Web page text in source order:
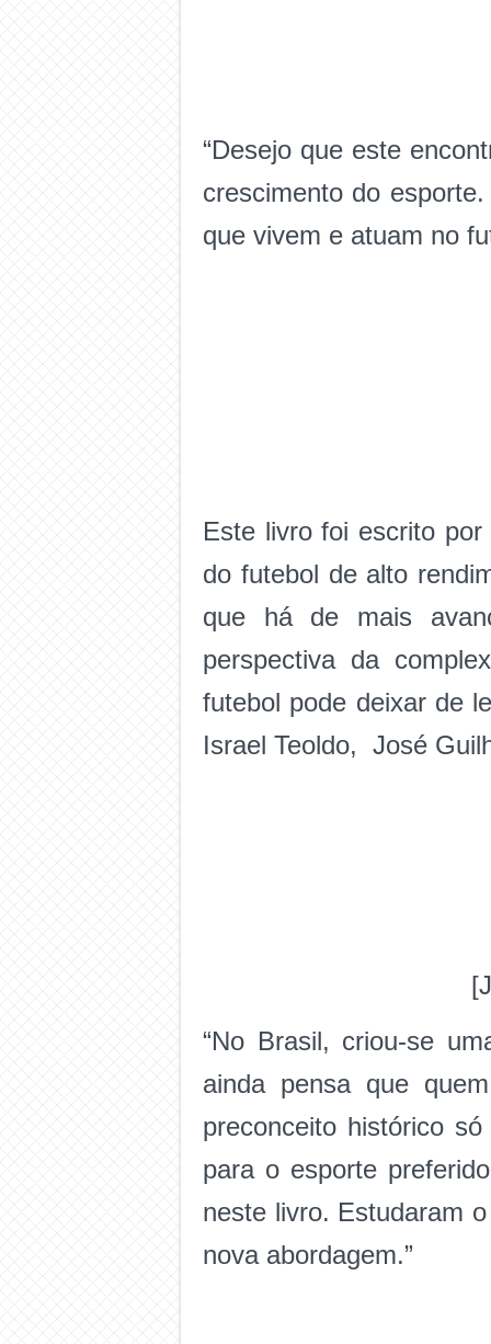
“Desejo que este
crescimento do
que vivem e atuam no
Este livro foi escrito
do futebol de alto
que há de mais
perspectiva da
futebol pode deixar de
Israel Teoldo, José
“No Brasil, criou-se
ainda pensa que
preconceito histórico
para o esporte
neste livro. Estudaram
nova abordagem.”